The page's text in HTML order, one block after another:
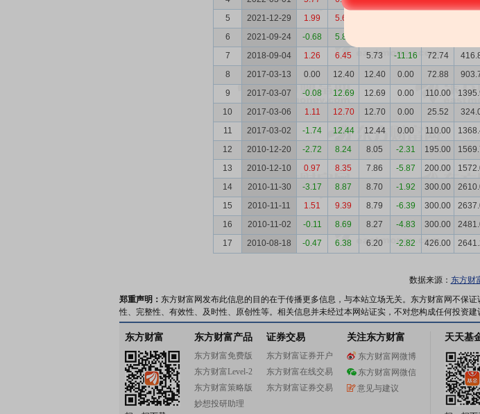
5
2021-12-29 1.99 5.64
6
2021-09-24 -0.68 5.86
7
2018-09-04 1.26 6.45 5.73 -11.16 72.74
8
2017-03-13 0.00 12.40 12.40 0.00 72.88
9
2017-03-07 -0.08 12.69 12.69 0.00 110.00
10
2017-03-06 1.11 12.70 12.70 0.00 25.52
11
2017-03-02 -1.74 12.44 12.44 0.00 110.00
12
2010-12-20 -2.72 8.24 8.05 -2.31 195.00
13
2010-12-10 0.97 8.35 7.86 -5.87 200.00
14
2010-11-30 -3.17 8.87 8.70 -1.92 300.00
15
2010-11-11 1.51 9.39 8.79 -6.39 300.00
16
2010-11-02 -0.11 8.69 8.27 -4.83 300.00
17
2010-08-18 -0.47 6.38 6.20 -2.82 426.00
数据来源： 东方财
郑重声明： 东方财富网发布此信息的目的在于传播更多信息，与本站立场无关。东方财富网不保
性、完整性、有效性、及时性、原创性等。相关信息并未经过本网站证实，不对您构成任何投资建
东方财富 东方财富产品
东方财富免费版
东方财富Level-2
东方财富策略版
妙想投研助理
证券交易
东方财富证券开户
东方财富在线交易
东方财富证券交易
关注东方财富
东方财富网微博
东方财富网微信
意见与建议
天天基